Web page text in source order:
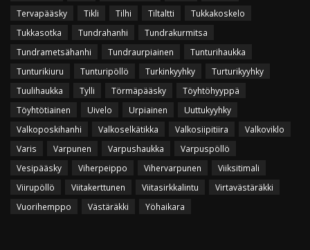
Tervapääsky
Tikli Tilhi Tiltaltti
Tukkakoskelo
Tukkasotka
Tundrahanhi
Tundrakurmitsa
Tundrametsähanhi
Tundraurpiainen
Tunturihaukka
Tunturikiuru
Tunturipöllö Turkinkyyhky
Turturikyyhky
Tuulihaukka
Tylli Törmäpääsky
Töyhtöhyyppä
Töyhtötiainen
Uivelo Urpiainen
Uuttukyyhky
Valkoposkihanhi
Valkoselkätikka Valkosiipitiira
Valkoviklo
Varis
Varpunen Varpushaukka
Varpuspöllö
Vesipääsky
Viherpeippo Vihervarpunen
Viiksitimali
Viirupöllö
Viitakerttunen Viitasirkkalintu
Virtavästäräkki
Vuorihemppo
Västäräkki Yöhaikara